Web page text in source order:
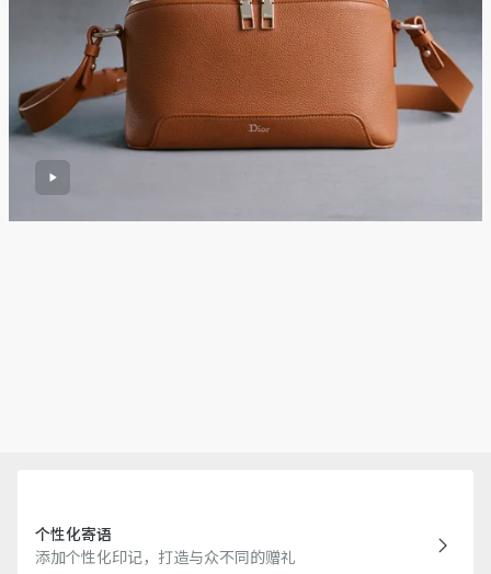
个性化寄语
添加个性化印记，打造与众不同的赠礼